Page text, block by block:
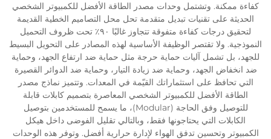
كفاءة ممكنة. وتشتمل وحدات مصدر الطاقة الأفضل للكمبيوتر الشخصي
الحديثة على تقنيات تبديل متقدمة تحل محل التصاميم الخطية القديمة
لتحقيق درجات كفاءة متفوقة تتجاوز غالبًا ٩٠٪ تحت ظروف التحميل
النموذجية. ولا تقتصر الوظيفة الأساسية لهذه المصادر على التحويل البسيط
للجهد، بل تشمل آليات حماية حرجة مثل حماية ضد ارتفاع الجهد، وحماية
ضد انخفاض الجهد، وحماية ضد زيادة التيار، وحماية ضد الدوائر القصيرة
التي تحافظ على استثماراتك القيّمة في المعدات. وتتميز نماذج مصدر
الطاقة الأفضل للكمبيوتر الشخصي المعاصرة بتصميم كابلات قابلة
للتوصيل وفق الحاجة (Modular)، ما يسمح للمستخدمين بتوصيل
الكابلات التي يحتاجونها فقط، وبالتالي تقليل الفوضى داخل هيكل
الكمبيوتر وتحسين تدفق الهواء لإدارة حرارية أفضل. وتوفر هذه الوحدات